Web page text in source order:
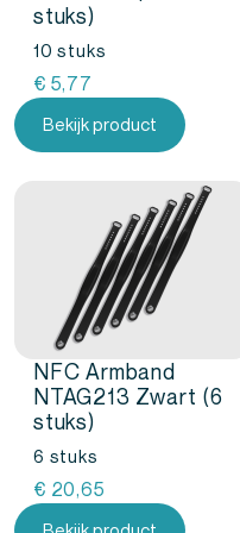
stuks)
10 stuks
€ 5,77
Bekijk product
NFC Armband
NTAG213 Zwart (6
stuks)
6 stuks
€ 20,65